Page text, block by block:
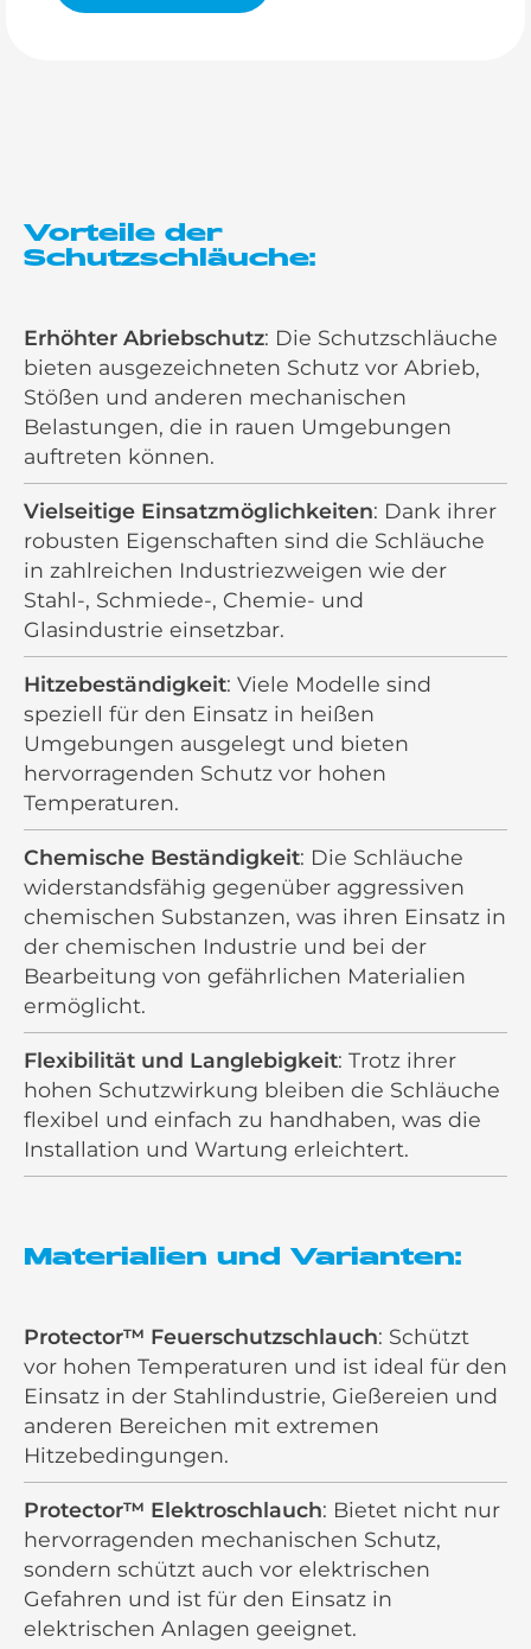
Vorteile der
Schutzschläuche:
Erhöhter Abriebschutz: Die Schutzschläuche
bieten ausgezeichneten Schutz vor Abrieb,
Stößen und anderen mechanischen
Belastungen, die in rauen Umgebungen
auftreten können.
Vielseitige Einsatzmöglichkeiten: Dank ihrer
robusten Eigenschaften sind die Schläuche
in zahlreichen Industriezweigen wie der
Stahl-, Schmiede-, Chemie- und
Glasindustrie einsetzbar.
Hitzebeständigkeit: Viele Modelle sind
speziell für den Einsatz in heißen
Umgebungen ausgelegt und bieten
hervorragenden Schutz vor hohen
Temperaturen.
Chemische Beständigkeit: Die Schläuche
widerstandsfähig gegenüber aggressiven
chemischen Substanzen, was ihren Einsatz in
der chemischen Industrie und bei der
Bearbeitung von gefährlichen Materialien
ermöglicht.
Flexibilität und Langlebigkeit: Trotz ihrer
hohen Schutzwirkung bleiben die Schläuche
flexibel und einfach zu handhaben, was die
Installation und Wartung erleichtert.
Materialien und Varianten:
Protector™ Feuerschutzschlauch: Schützt
vor hohen Temperaturen und ist ideal für den
Einsatz in der Stahlindustrie, Gießereien und
anderen Bereichen mit extremen
Hitzebedingungen.
Protector™ Elektroschlauch: Bietet nicht nur
hervorragenden mechanischen Schutz,
sondern schützt auch vor elektrischen
Gefahren und ist für den Einsatz in
elektrischen Anlagen geeignet.